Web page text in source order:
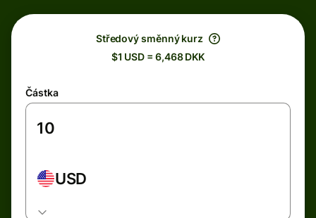
Středový směnný kurz
$1 USD = 6,468 DKK
Částka
USD